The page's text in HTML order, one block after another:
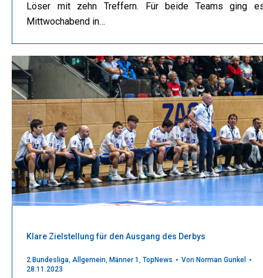
Löser mit zehn Treffern. Für beide Teams ging
Mittwochabend in…
Klare Zielstellung für den Ausgang des Derbys
2.Bundesliga, Allgemein, Männer 1 , TopNews Von Norman Gunkel
28.11.2023